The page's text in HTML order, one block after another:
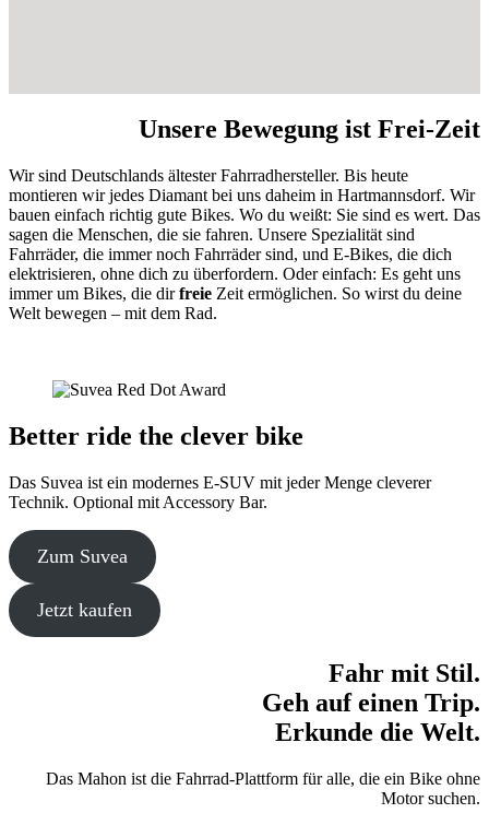
Unsere Bewegung ist Frei-Zeit
Wir sind Deutschlands ältester Fahrradhersteller. Bis heute
montieren wir jedes Diamant bei uns daheim in Hartmannsdorf. Wir
bauen einfach richtig gute Bikes. Wo du weißt: Sie sind es wert. Das
sagen die Menschen, die sie fahren. Unsere Spezialität sind
Fahrräder, die immer noch Fahrräder sind, und E-Bikes, die dich
elektrisieren, ohne dich zu überfordern. Oder einfach: Es geht uns
immer um Bikes, die dirfreie Zeit ermöglichen. So wirst du deine
Welt bewegen – mit dem Rad.
Better ride the clever bike
Das Suvea ist ein modernes E-SUV mit jeder Menge cleverer
Technik. Optional mit Accessory Bar.
Zum Suvea
Jetzt kaufen
Fahr mit Stil.
Geh auf einen Trip.
Erkunde die Welt.
Das Mahon ist die Fahrrad-Plattform für alle, die ein Bike ohne
Motor suchen.